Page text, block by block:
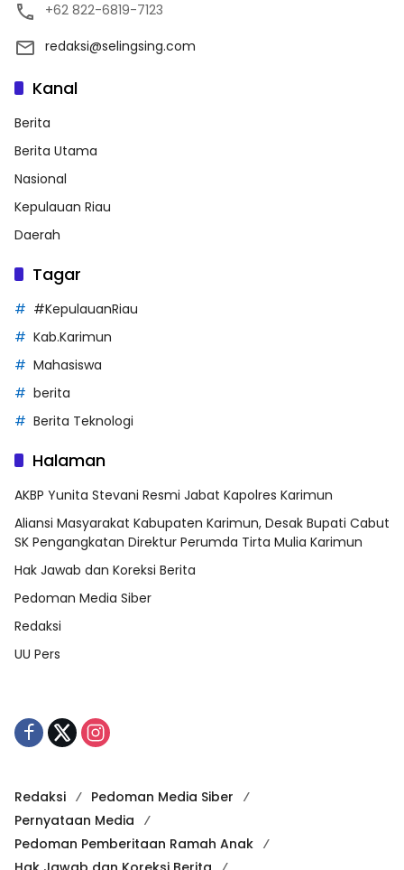
+62 822-6819-7123
redaksi@selingsing.com
Kanal
Berita
Berita Utama
Nasional
Kepulauan Riau
Daerah
Tagar
#KepulauanRiau
Kab.Karimun
Mahasiswa
berita
Berita Teknologi
Halaman
AKBP Yunita Stevani Resmi Jabat Kapolres Karimun
Aliansi Masyarakat Kabupaten Karimun, Desak Bupati Cabut
SK Pengangkatan Direktur Perumda Tirta Mulia Karimun
Hak Jawab dan Koreksi Berita
Pedoman Media Siber
Redaksi
UU Pers
Redaksi
Pedoman Media Siber
Pernyataan Media
Pedoman Pemberitaan Ramah Anak